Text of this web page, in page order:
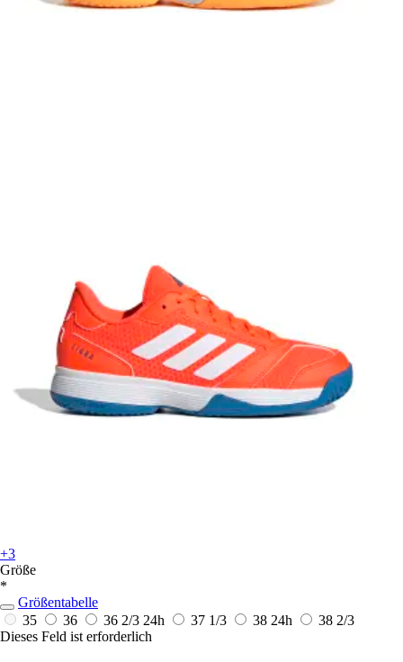
+3
Größe
*
Größentabelle
35
36 36 2/3 24h 37 1/3 38 24h
38 2/3
Dieses Feld ist erforderlich